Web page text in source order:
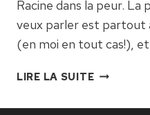
Racine dans la peur.
veux parler est partout
(en moi en tout cas!),
LIRE LA SUITE12.
RACINES